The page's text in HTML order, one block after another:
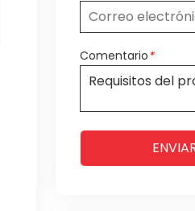
Comentario*